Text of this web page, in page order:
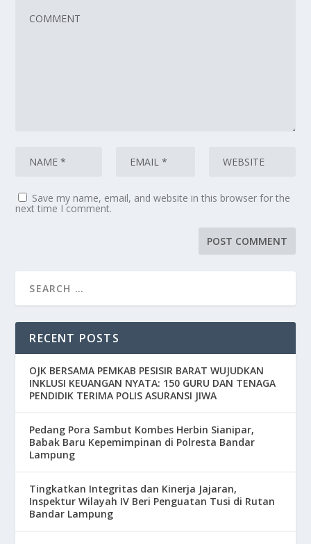
Save my name, email, and website in this browser for the
next time I comment.
RECENT POSTS
OJK BERSAMA PEMKAB PESISIR BARAT WUJUDKAN
INKLUSI KEUANGAN NYATA: 150 GURU DAN TENAGA
PENDIDIK TERIMA POLIS ASURANSI JIWA
Pedang Pora Sambut Kombes Herbin Sianipar,
Babak Baru Kepemimpinan di Polresta Bandar
Lampung
Tingkatkan Integritas dan Kinerja Jajaran,
Inspektur Wilayah IV Beri Penguatan Tusi di Rutan
Bandar Lampung